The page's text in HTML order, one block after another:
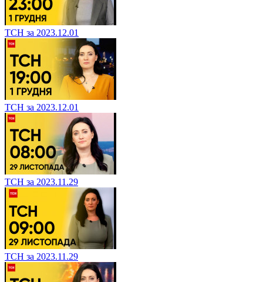
ТСН за 2023.12.01
ТСН за 2023.12.01
ТСН за 2023.11.29
ТСН за 2023.11.29